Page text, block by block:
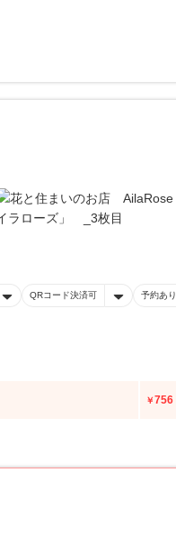
QRコード決済可 予約あり
￥756